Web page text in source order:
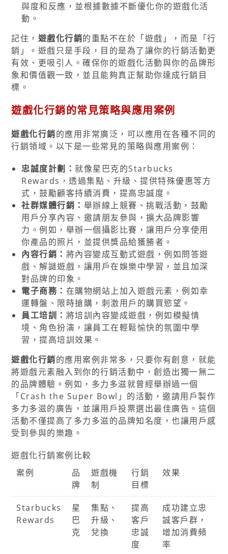
與度和反應，並根據數據不斷優化你的遊戲化活
動。
記住， 遊戲化行銷的重點不在於「遊戲」，而是「行
銷」。遊戲只是手段，目的是為了讓你的行銷活動更
有效、更吸引人。確保你的遊戲化活動與你的品牌形
象和價值觀一致，並且能夠真正幫助你達成行銷目
標。
遊戲化行銷的常見策略與應用案例
遊戲化行銷的應用非常廣泛，可以應用在各種不同的
行銷領域。以下是一些常見的策略與應用案例：
忠誠度計劃：就像星巴克的Starbucks
Rewards，透過集點、升級、提供特殊優惠等方
式，鼓勵顧客持續消費，提高忠誠度。
社群媒體行銷： 舉辦線上競賽、挑戰活動，鼓勵
用戶分享內容、邀請朋友參與，擴大品牌影響
力。例如，舉辦一個攝影比賽，讓用戶分享使用
你產品的照片，並提供獎品給獲勝者。
內容行銷： 將內容變成互動式遊戲，例如問答遊
戲、解謎遊戲，讓用戶在娛樂中學習，並且加深
對品牌的印象。
電子商務： 在購物網站上加入遊戲元素，例如幸
運轉盤、限時搶購，刺激用戶的購買慾望。
員工培訓： 將培訓內容變成遊戲，例如模擬情
境、角色扮演，讓員工在輕鬆愉快的氛圍中學
習，提高培訓效果。
遊戲化行銷的應用案例非常多，只要你有創意，就能
將遊戲元素融入到你的行銷活動中，創造出獨一無二
的品牌體驗。例如，多力多滋就曾經舉辦過一個
「Crash the Super Bowl」的活動，邀請用戶製作
多力多滋的廣告，並讓用戶投票選出最佳廣告。這個
活動不僅提高了多力多滋的品牌知名度，也讓用戶感
受到參與的樂趣。
遊戲化行銷案例比較
案例
品
牌
遊戲機
制
行銷
目標
效果
Starbucks
Rewards
星
巴
克
集點、
升級、
兌換
提高
客戶
忠誠
度
成功建立忠
誠客戶群，
增加消費頻
率